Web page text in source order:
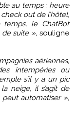
au temps : heure
out de l’hôtel,
le ChatBot
suite », souligne
aériennes,
intempéries ou
s’il y a un pic
neige, il s’agit de
peut automatiser »,